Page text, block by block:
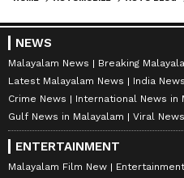
NEWS
Malayalam News
Breaking
Latest Malayalam News
India
Crime News
International News in
Gulf News in Malayalam
Viral News
ENTERTAINMENT
Malayalam Film New